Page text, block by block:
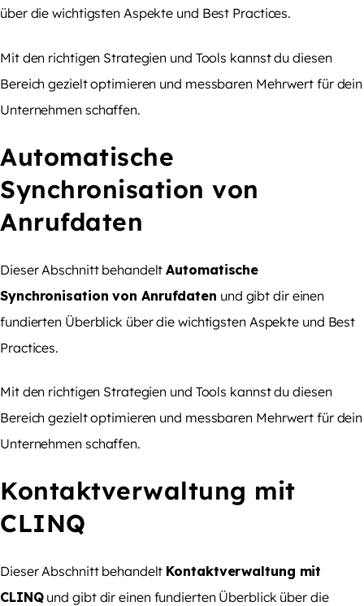
über die wichtigsten Aspekte und Best Practices.
Mit den richtigen Strategien und Tools kannst du diesen
Bereich gezielt optimieren und messbaren Mehrwert für dein
Unternehmen schaffen.
Automatische
Synchronisation von
Anrufdaten
Dieser Abschnitt behandeltAutomatische
Synchronisation von Anrufdaten und gibt dir einen
fundierten Überblick über die wichtigsten Aspekte und Best
Practices.
Mit den richtigen Strategien und Tools kannst du diesen
Bereich gezielt optimieren und messbaren Mehrwert für dein
Unternehmen schaffen.
Kontaktverwaltung mit
CLINQ
Dieser Abschnitt behandelt Kontaktverwaltung mit
CLINQund gibt dir einen fundierten Überblick über die